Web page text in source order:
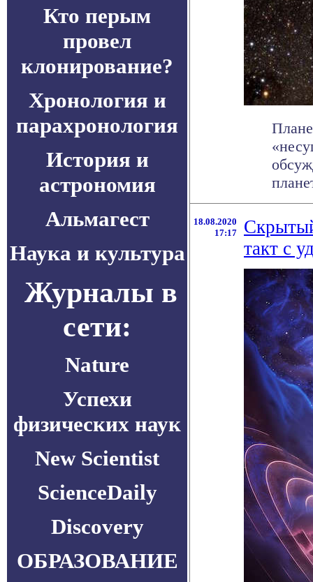
Кто перым
провел
клонирование?
Хронология и
парахронология
История и
астрономия
Альмагест
Наука и культура
Журналы в
сети:
Nature
Успехи
физических наук
New Scientist
ScienceDaily
Discovery
ОБРАЗОВАНИЕ
18.08.2020
17:17
такт с